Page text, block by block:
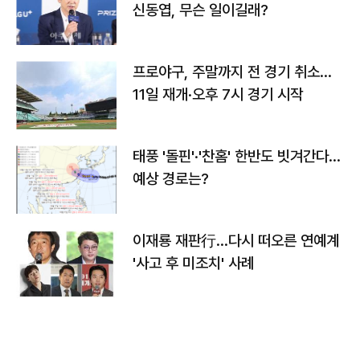
신동엽, 무슨 일이길래?
프로야구, 주말까지 전 경기 취소…
11일 재개·오후 7시 경기 시작
태풍 '돌핀'·'찬홈' 한반도 빗겨간다…
예상 경로는?
이재룡 재판行…다시 떠오른 연예계
'사고 후 미조치' 사례